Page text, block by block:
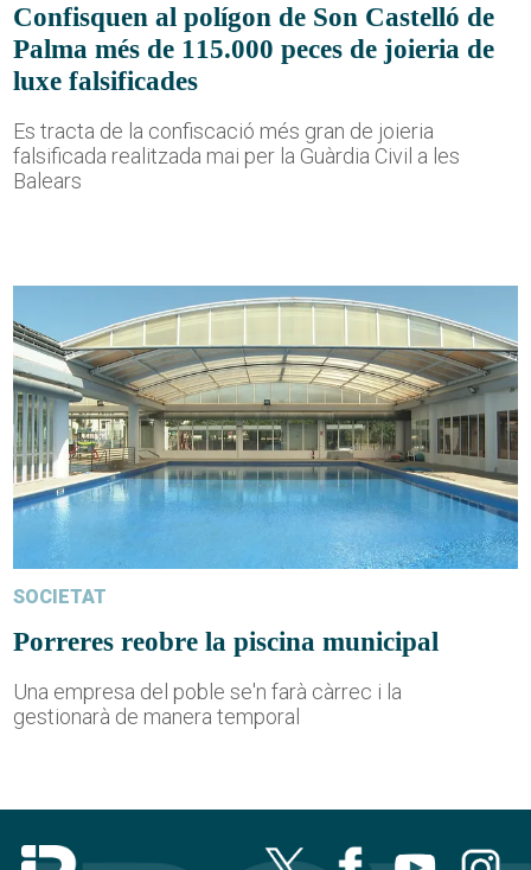
Confisquen al polígon de Son Castelló de
Palma més de 115.000 peces de joieria de
luxe falsificades
Es tracta de la confiscació més gran de joieria
falsificada realitzada mai per la Guàrdia Civil a les
Balears
SOCIETAT
Porreres reobre la piscina municipal
Una empresa del poble se'n farà càrrec i la
gestionarà de manera temporal